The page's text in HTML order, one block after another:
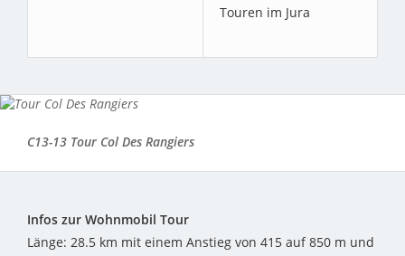
Touren im Jura
C13-13 Tour Col Des Rangiers
Infos zur Wohnmobil Tour
Länge: 28.5 km mit einem Anstieg von 415 auf 850 m und